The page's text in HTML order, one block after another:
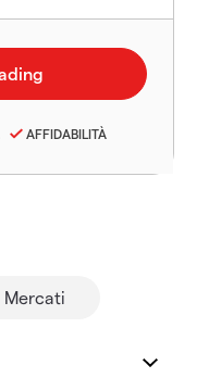
AFFIDABILITÀ
Mercati